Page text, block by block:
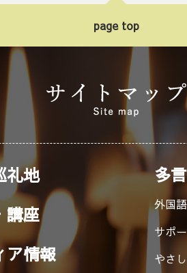
page top
礼地
講座
ア情報
多
外国
サポ
やさ